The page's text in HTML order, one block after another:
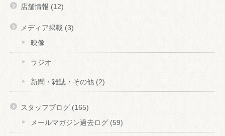
店舗情報 (12)
メディア掲載 (3)
映像
ラジオ
新聞・雑誌・その他 (2)
スタッフブログ (165)
メールマガジン過去ログ (59)